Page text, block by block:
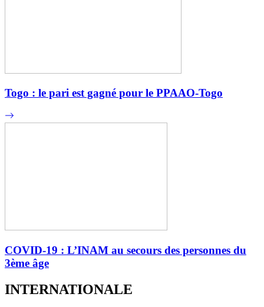
Togo : le pari est gagné pour le PPAAO-Togo
COVID-19 : L’INAM au secours des personnes du
3ème âge
INTERNATIONALE